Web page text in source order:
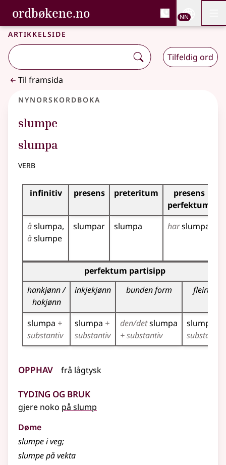
Gå til hovudinnhald
Tilgjenge
ordbøkene.no, Bokmålsordboka og
Bokmålsordboka og Nynorskordboka
NN
Artikkelside
Tilfeldig ord
Til framsida
Nynorskordboka
slumpe
slumpa
verb
Bøyningstabell for dette verbet
infinitiv presens preteritum
presens
perfektum
åslumpa
åslumpe
slumpar slumpa harslumpa
Bøyningstabell for dette verbet (partisippformer)
perfektum partisipp
hankjønn /
hokjønn
inkjekjønn bunden form fleirtal
slumpa +
substantiv
slumpa +
substantiv
den/detslumpa
+ substantiv
slumpa
substantiv
Opphav frå lågtysk
Tyding og bruk
gjere noko på slump
Døme
slumpe i veg;
slumpe på vekta